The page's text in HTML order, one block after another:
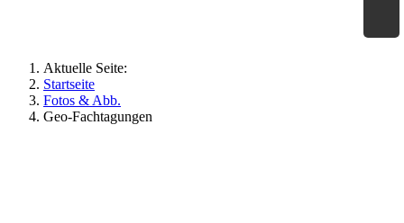
Aktuelle Seite:
Startseite
Fotos & Abb.
Geo-Fachtagungen